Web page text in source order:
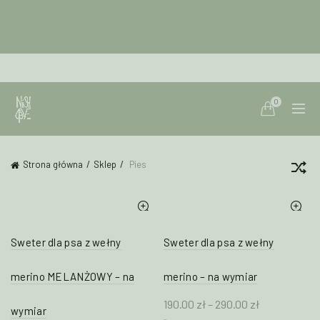
0
Strona główna Sklep Pies
Sweter dla psa z wełny
merino MELANŻOWY – na
wymiar
Sweter dla psa z wełny
merino – na wymiar
190.00 zł– 290.00 złZakres